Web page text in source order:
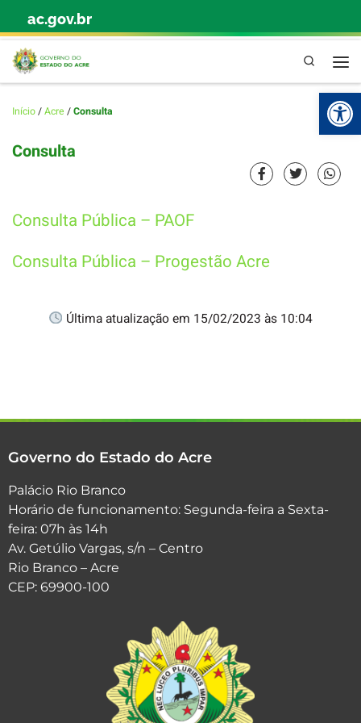
Skip to content
ac.gov.br
Pesquisa
Início/Acre /Consulta
Consulta
Consulta Pública – PAOF
Consulta Pública – Progestão Acre
Última atualização em 15/02/2023 às 10:04
Governo do Estado do Acre
Palácio Rio Branco
Horário de funcionamento: Segunda-feira a Sexta-
feira: 07h às 14h
Av. Getúlio Vargas, s/n – Centro
Rio Branco – Acre
CEP: 69900-100